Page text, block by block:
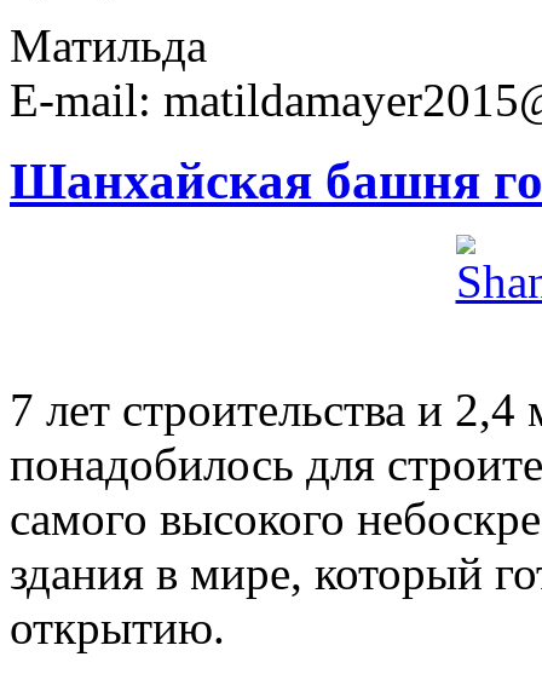
Матильда
E-mail:
Шанхайская башня
7 лет строительства и
понадобилось для
самого высокого
здания в мире, который
открытию.